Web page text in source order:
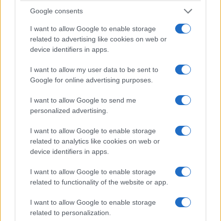
Google consents
I want to allow Google to enable storage
related to advertising like cookies on web or
device identifiers in apps.
I want to allow my user data to be sent to
Google for online advertising purposes.
I want to allow Google to send me
personalized advertising.
I want to allow Google to enable storage
related to analytics like cookies on web or
device identifiers in apps.
I want to allow Google to enable storage
related to functionality of the website or app.
I want to allow Google to enable storage
related to personalization.
Lab. Pianista, compositore,producere didatt
leader, la sua ricerca estetica si muove nel
punto d’incontro tra pianoforte acustico,
elettronica e sound design, in un territorio
di confine tra improvvisazione libera e
composizione, con elementi che
appartengono al mondo della musica
classica contemporanea, del jazz, della
musica d’ambiente e per immagini. Nei suoi
risonanza, sulla fragilità del suono, sul
approccio che intreccia minimalismo,